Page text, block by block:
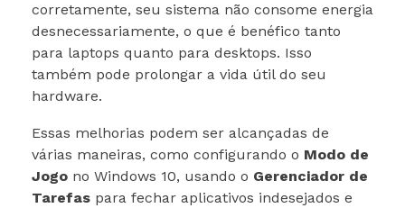
corretamente, seu sistema não consome energia
desnecessariamente, o que é benéfico tanto
para laptops quanto para desktops. Isso
também pode prolongar a vida útil do seu
hardware.
Essas melhorias podem ser alcançadas de
várias maneiras, como configurando o Modo de
Jogo no Windows 10, usando o Gerenciador de
Tarefas para fechar aplicativos indesejados e